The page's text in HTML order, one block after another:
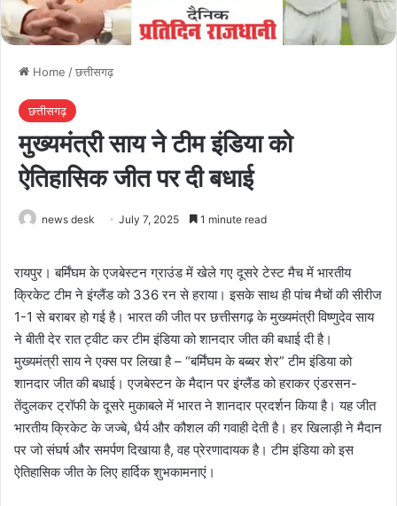
Home /छत्तीसगढ़
छत्तीसगढ़
मुख्यमंत्री साय ने टीम इंडिया को
ऐतिहासिक जीत पर दी बधाई
news desk July 7, 2025 1 minute read
रायपुर। बर्मिंघम के एजबेस्टन ग्राउंड में खेले गए दूसरे टेस्ट मैच में भारतीय
क्रिकेट टीम ने इंग्लैंड को 336 रन से हराया। इसके साथ ही पांच मैचों की सीरीज
1-1 से बराबर हो गई है। भारत की जीत पर छत्तीसगढ़ के मुख्यमंत्री विष्णुदेव साय
ने बीती देर रात ट्वीट कर टीम इंडिया को शानदार जीत की बधाई दी है।
मुख्यमंत्री साय ने एक्स पर लिखा है – “बर्मिंघम के बब्बर शेर” टीम इंडिया को
शानदार जीत की बधाई। एजबेस्टन के मैदान पर इंग्लैंड को हराकर एंडरसन-
तेंदुलकर ट्रॉफी के दूसरे मुकाबले में भारत ने शानदार प्रदर्शन किया है। यह जीत
भारतीय क्रिकेट के जज्बे, धैर्य और कौशल की गवाही देती है। हर खिलाड़ी ने मैदान
पर जो संघर्ष और समर्पण दिखाया है, वह प्रेरणादायक है। टीम इंडिया को इस
ऐतिहासिक जीत के लिए हार्दिक शुभकामनाएं।